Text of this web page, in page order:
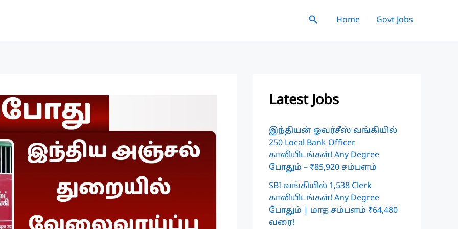
SearchHome Govt Jobs
Latest Jobs
இந்தியன் ஓவர்சீஸ் வங்கியில்
250 Local Bank Officer
காலியிடங்கள்! Any Degree
போதும் – ₹85,920 சம்பளம்
SBI வங்கியில் 1,538 Clerk
காலியிடங்கள்! Any Degree
போதும் | மாத சம்பளம் ₹64,480
வரை!